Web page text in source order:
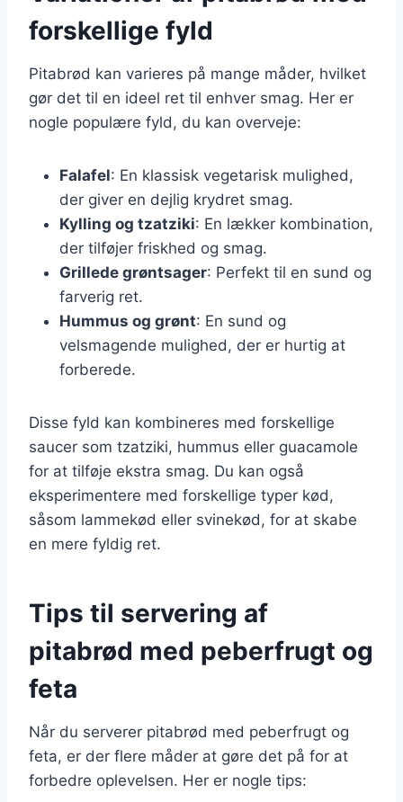
forskellige fyld
Pitabrød kan varieres på mange måder, hvilket
gør det til en ideel ret til enhver smag. Her er
nogle populære fyld, du kan overveje:
Falafel: En klassisk vegetarisk mulighed,
der giver en dejlig krydret smag.
Kylling og tzatziki: En lækker kombination,
der tilføjer friskhed og smag.
Grillede grøntsager: Perfekt til en sund og
farverig ret.
Hummus og grønt: En sund og
velsmagende mulighed, der er hurtig at
forberede.
Disse fyld kan kombineres med forskellige
saucer som tzatziki, hummus eller guacamole
for at tilføje ekstra smag. Du kan også
eksperimentere med forskellige typer kød,
såsom lammekød eller svinekød, for at skabe
en mere fyldig ret.
Tips til servering af
pitabrød med peberfrugt og
feta
Når du serverer pitabrød med peberfrugt og
feta, er der flere måder at gøre det på for at
forbedre oplevelsen. Her er nogle tips: